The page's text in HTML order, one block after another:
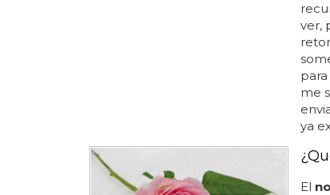
ver,
me
ya
El